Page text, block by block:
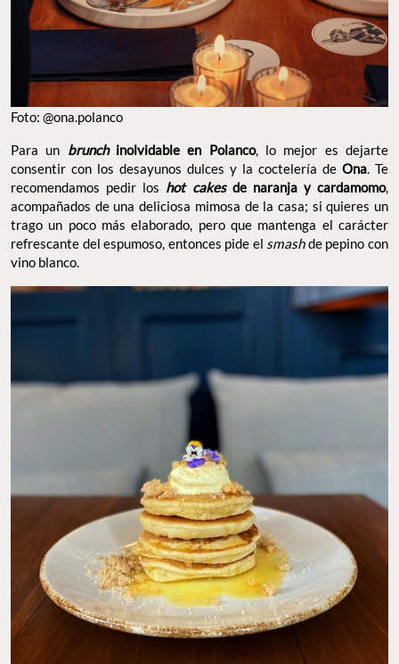
Foto: @ona.polanco
Para un brunch inolvidable en Polanco, lo mejor es dejarte
consentir con los desayunos dulces y la coctelería de Ona. Te
recomendamos pedir los hot cakes de naranja y cardamomo,
acompañados de una deliciosa mimosa de la casa; si quieres un
trago un poco más elaborado, pero que mantenga el carácter
refrescante del espumoso, entonces pide el smashde pepino con
vino blanco.